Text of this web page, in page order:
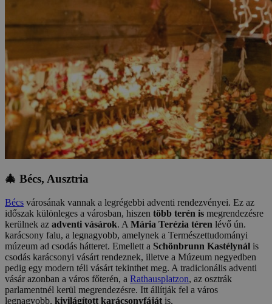
🎄 Bécs, Ausztria
Bécs városának vannak a legrégebbi adventi rendezvényei. Ez az
időszak különleges a városban, hiszen több terén is megrendezésre
kerülnek az adventi vásárok. A Mária Terézia téren lévő ún.
karácsony falu, a legnagyobb, amelynek a Természettudományi
múzeum ad csodás hátteret. Emellett a Schönbrunn Kastélynál is
csodás karácsonyi vásárt rendeznek, illetve a Múzeum negyedben
pedig egy modern téli vásárt tekinthet meg. A tradicionális adventi
vásár azonban a város főterén, a Rathausplatzon, az osztrák
parlamentnél kerül megrendezésre. Itt állítják fel a város
legnagyobb, kivilágított karácsonyfáját is.